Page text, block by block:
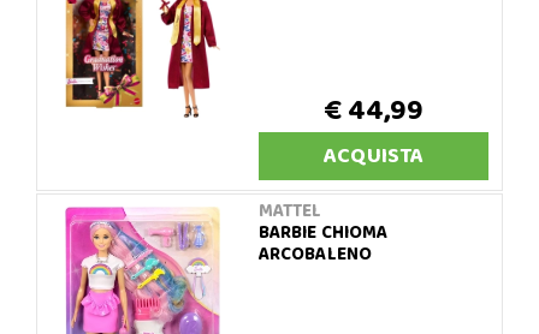
€ 44,99
ACQUISTA
MATTEL
BARBIE CHIOMA
ARCOBALENO